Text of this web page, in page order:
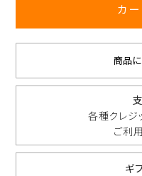
カ
商品
各種クレジ
ご利
ギ